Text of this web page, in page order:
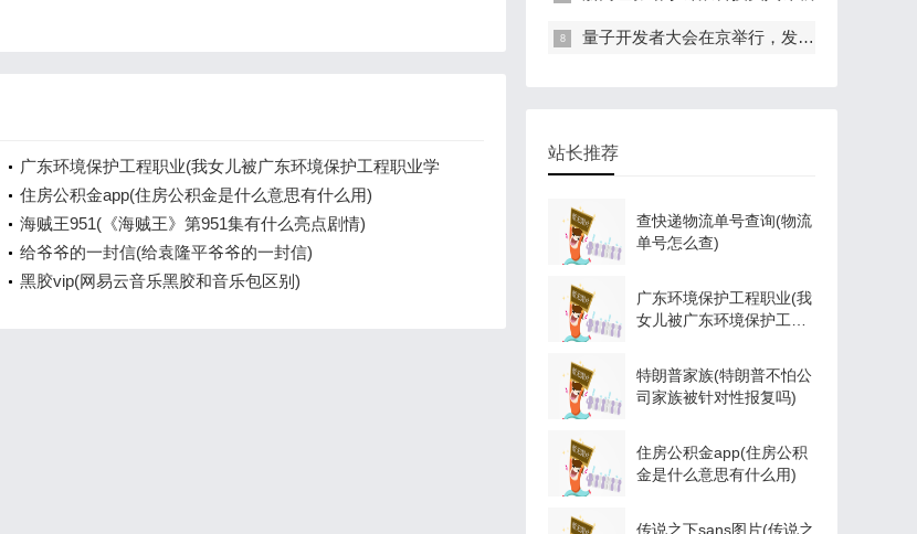
广东环境保护工程职业(我女儿被广东环境保护工程职业学
院资源
住房公积金app(住房公积金是什么意思有什么用)
海贼王951(《海贼王》第951集有什么亮点剧情)
给爷爷的一封信(给袁隆平爷爷的一封信)
黑胶vip(网易云音乐黑胶和音乐包区别)
量子开发者大会在京举行，发布全球首个全平台量子软硬一体解
站长推荐
查快递物流单号查询(物流
单号怎么查)
广东环境保护工程职业(我
女儿被广东环境保护工程
特朗普家族(特朗普不怕公
司家族被针对性报复吗)
住房公积金app(住房公积
金是什么意思有什么用)
传说之下sans图片(传说之